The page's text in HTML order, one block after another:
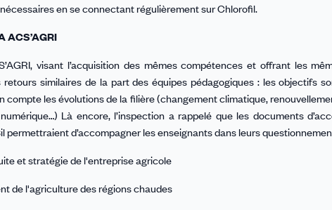
en se connectant régulièrement sur Chlorofil.
ACS’AGRI
visant l’acquisition des mêmes compétences et offrant les
retours similaires de la part des équipes pédagogiques : les objectifs
compte les évolutions de la filière (changement climatique,
Là encore, l’inspection a rappelé que les documents
permettraient d’accompagner les enseignants dans leurs
et stratégie de l'entreprise agricole
de l'agriculture des régions chaudes